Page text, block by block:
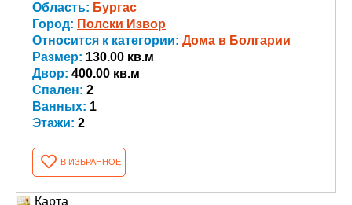
Область: Бургас
Город: Полски Извор
Относится к категории: Дома в Болгарии
Размер: 130.00 кв.м
Двор: 400.00 кв.м
Спален: 2
Ванных: 1
Этажи: 2
В ИЗБРАННОЕ
Карта